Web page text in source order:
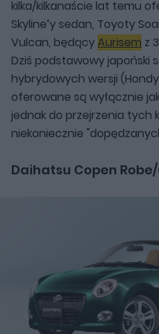
kilka/kilkanaście lat temu
Skyline’y sedan, Toyoty
Vulcan, będącyAurisem z
Dziś podstawowy japoński
hybrydowych wersji (Hondy
oferowane są wyłącznie
jednak do przejrzenia tych
niekoniecznie
Daihatsu Copen